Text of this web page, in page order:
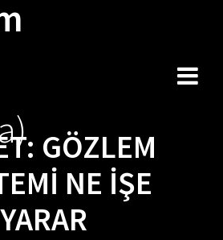
GÖZLEM
NE IŞE
YARAR